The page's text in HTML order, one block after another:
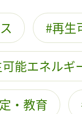
再生
能エネルギ
・教育